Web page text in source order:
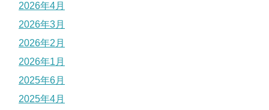
2026年4月
2026年3月
2026年2月
2026年1月
2025年6月
2025年4月